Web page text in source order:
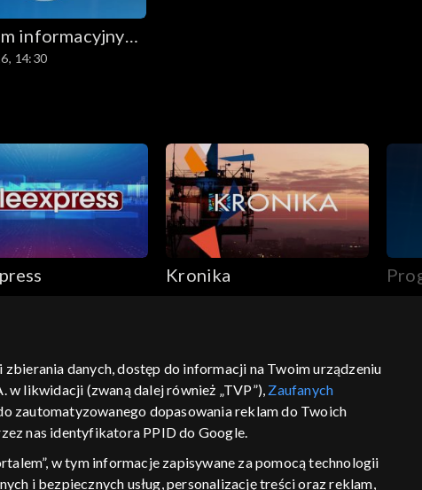
informacyjny
14:30
Kronika
informacje o dostawcy usług
danych, dostęp do informacji na Twoim urządzeniu
likwidacji (zwaną dalej również „TVP”), Zaufanych
zautomatyzowanego dopasowania reklam do Twoich
nas identyfikatora PPID do Google.
w tym informacje zapisywane za pomocą technologii
i bezpiecznych usług, personalizację treści oraz reklam,